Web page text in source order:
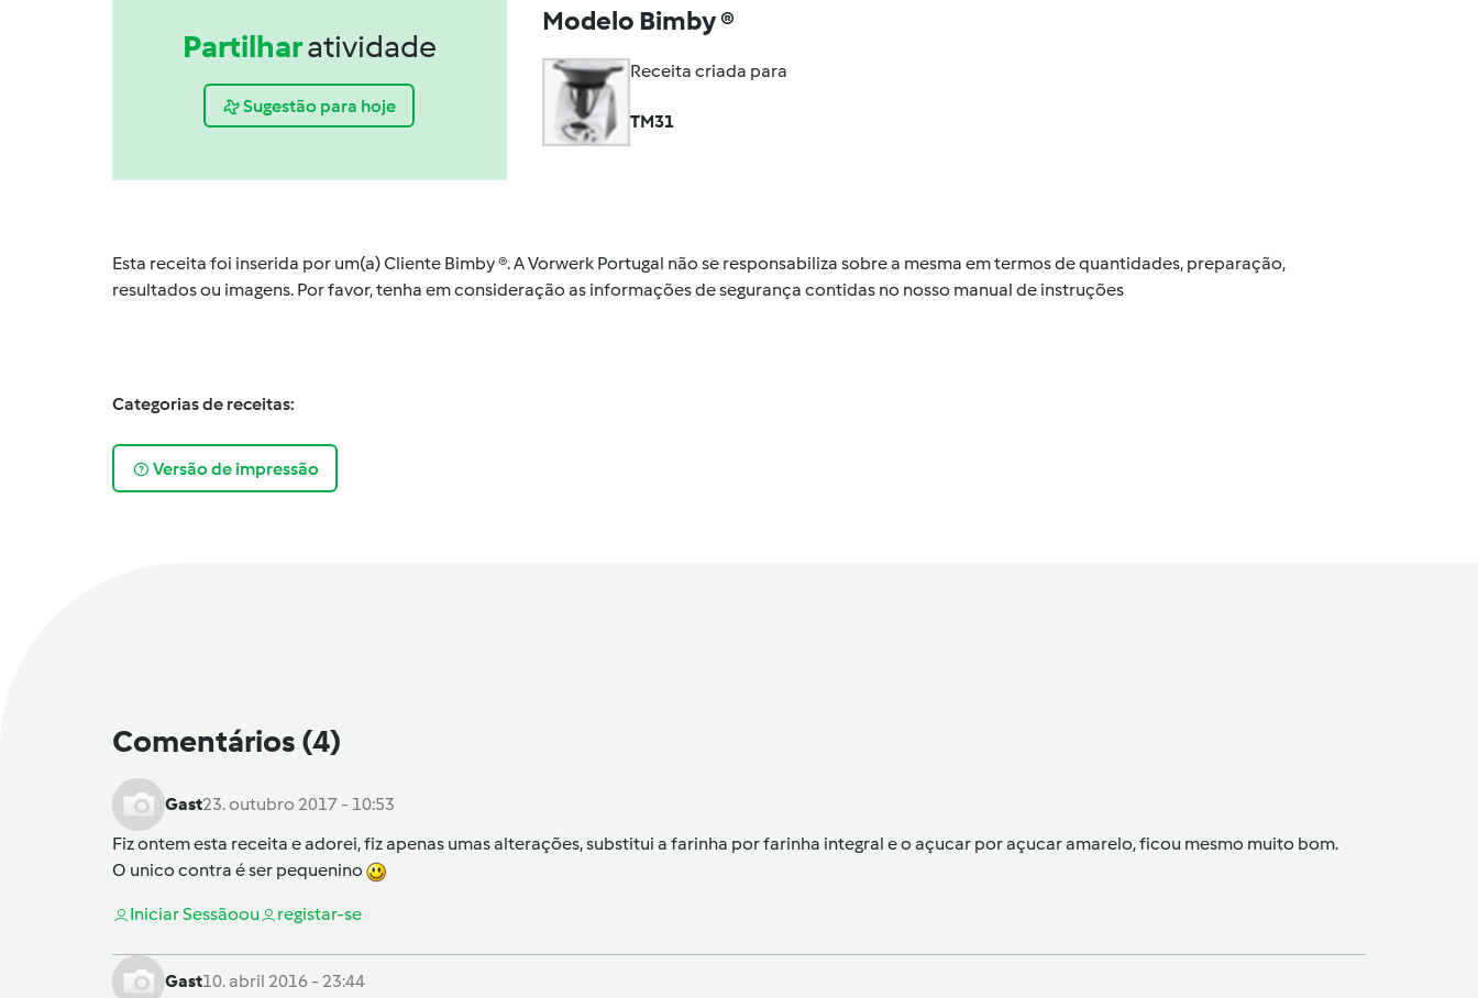
Partilharatividade
Sugestão para hoje
Modelo Bimby ®
Receita criada para
TM31
Esta receita foi inserida por um(a) Cliente Bimby ®. A Vorwerk Portugal não se responsabiliza sobre a mesma em termos de quantidades, preparação,
resultados ou imagens. Por favor, tenha em consideração as informações de segurança contidas no nosso manual de instruções
Categorias de receitas:
Versão de impressão
Comentários (4)
Gast23. outubro 2017 - 10:53
Fiz ontem esta receita e adorei, fiz apenas umas alterações, substitui a farinha por farinha integral e o açucar por açucar amarelo, ficou mesmo muito bom.
O unico contra é ser pequenino
Iniciar Sessãoou registar-se
Gast10. abril 2016 - 23:44